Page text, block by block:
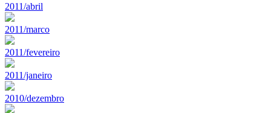
2011/abril
2011/marco
2011/fevereiro
2011/janeiro
2010/dezembro